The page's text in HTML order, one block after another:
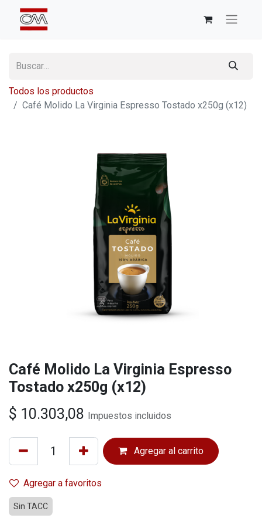
Todos los productos
Café Molido La Virginia Espresso Tostado x250g (x12)
Café Molido La Virginia Espresso
Tostado x250g (x12)
$ 10.303,08 Impuestos incluidos
Agregar al carrito
Agregar a favoritos
Sin TACC